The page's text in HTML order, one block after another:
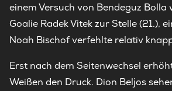
einem Versuch von Bendeguz Bolla
Goalie Radek Vitek zur Stelle (21.),
Noah Bischof verfehlte relativ
Erst nach dem Seitenwechsel
Weißen den Druck. Dion Beljos